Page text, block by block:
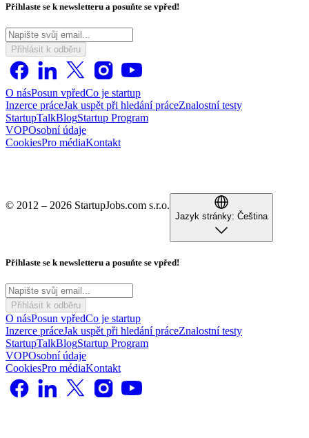
Přihlaste se k newsletteru a posuňte se vpřed!
Přihlásit k odběru
O násPosun vpředCo je startup
Inzerce práceJak uspět při hledání práceZnalostní testy
StartupTalkBlogStartup Program
VOPOsobní údaje
CookiesPro médiaKontakt
© 2012 – 2026 StartupJobs.com s.r.o.
Jazyk stránky: Čeština
Přihlaste se k newsletteru a posuňte se vpřed!
Přihlásit k odběru
O násPosun vpředCo je startup
Inzerce práceJak uspět při hledání práceZnalostní testy
StartupTalkBlogStartup Program
VOPOsobní údaje
CookiesPro médiaKontakt